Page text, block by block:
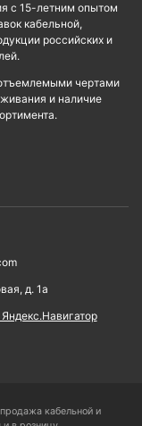
с 15-летним опытом
кабельной,
российских и
чертами
и наличие
д. 1а
кабельной и